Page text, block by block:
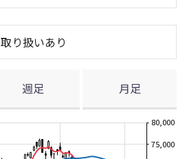
取り扱いあり
週足 月足
75,000
80,000